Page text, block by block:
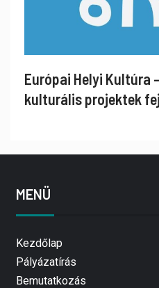
Európai Helyi Kultúra
kulturális projektek
MENÜ
Kezdőlap
Pályázatírás
Bemutatkozás